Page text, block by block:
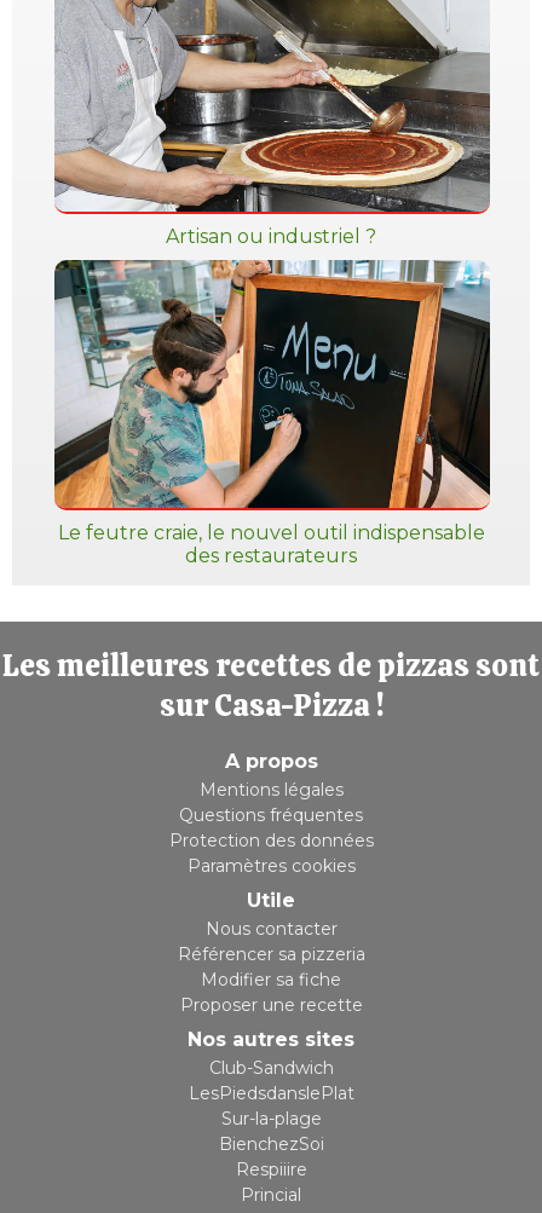
Artisan ou industriel ?
Le feutre craie, le nouvel outil indispensable
des restaurateurs
Les meilleures recettes de pizzas sont
sur Casa-Pizza !
A propos
Mentions légales
Questions fréquentes
Protection des données
Paramètres cookies
Utile
Nous contacter
Référencer sa pizzeria
Modifier sa fiche
Proposer une recette
Nos autres sites
Club-Sandwich
LesPiedsdanslePlat
Sur-la-plage
BienchezSoi
Respiiire
Princial